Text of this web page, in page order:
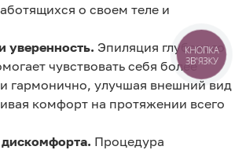
о своем теле и
уверенность. Эпиляция глубокого
чувствовать себя более
гармонично, улучшая внешний вид
комфорт на протяжении всего
Процедура
КНОПКА
ЗВ'ЯЗКУ